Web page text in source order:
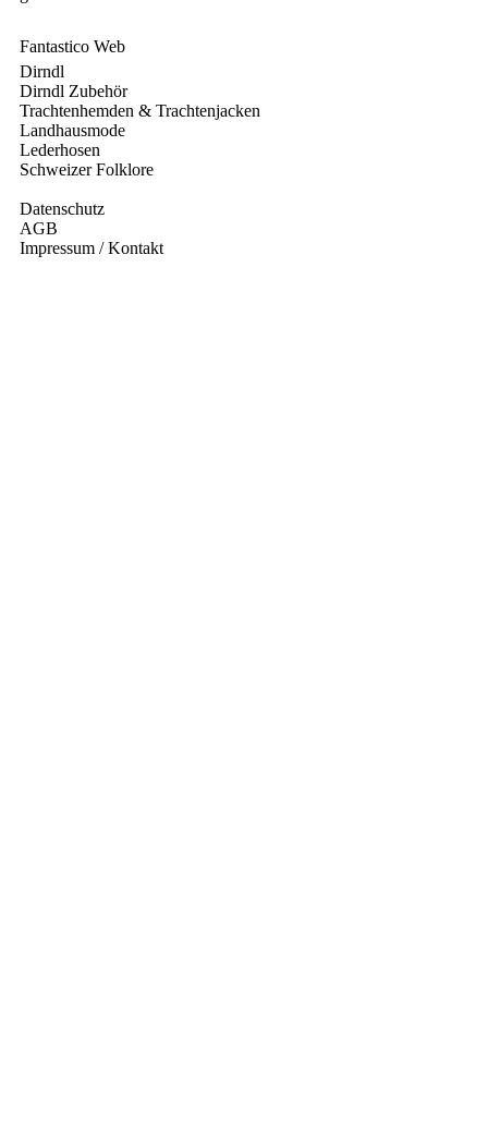
Fantastico Web
Dirndl
Dirndl Zubehör
Trachtenhemden & Trachtenjacken
Landhausmode
Lederhosen
Schweizer Folklore
Datenschutz
AGB
Impressum / Kontakt